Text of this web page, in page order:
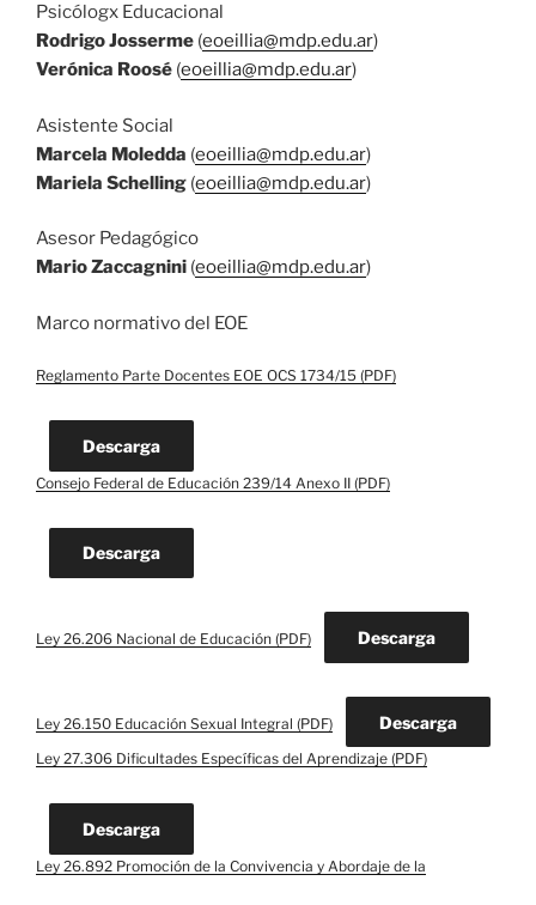
Psicólogx Educacional
Rodrigo Josserme (eoeillia@mdp.edu.ar)
Verónica Roosé (eoeillia@mdp.edu.ar)
Asistente Social
Marcela Moledda (eoeillia@mdp.edu.ar)
Mariela Schelling (eoeillia@mdp.edu.ar)
Asesor Pedagógico
Mario Zaccagnini (eoeillia@mdp.edu.ar)
Marco normativo del EOE
Reglamento Parte Docentes EOE OCS 1734/15 (PDF)
Descarga
Consejo Federal de Educación 239/14 Anexo II (PDF)
Descarga
Ley 26.206 Nacional de Educación (PDF) Descarga
Ley 26.150 Educación Sexual Integral (PDF) Descarga
Ley 27.306 Dificultades Específicas del Aprendizaje (PDF)
Descarga
Ley 26.892 Promoción de la Convivencia y Abordaje de la